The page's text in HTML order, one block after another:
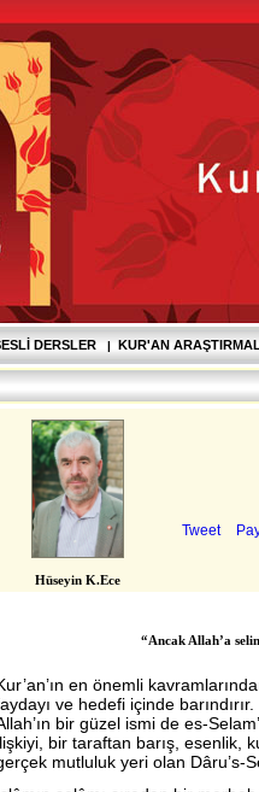
DERSLER | KUR'AN
Tweet
Hüseyin K.Ece
“Ancak Allah’a
en önemli
ve hedefi içinde
bir güzel ismi de es-
bir taraftan barış, esenlik,
mutluluk yeri olan Dâru’s-